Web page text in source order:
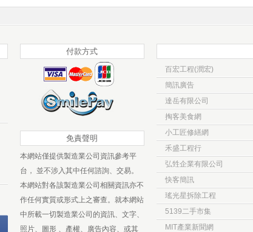
付款方式
免責聲明
本網站僅提供製造業公司資訊參考平
台， 並不涉入其中任何諮詢、交易。
本網站對各該製造業公司相關資訊亦不
作任何實質或形式上之審查。就本網站
中所載一切製造業公司的資訊、文字、
照片、圖形 、產權、廣告內容、或其
百宏工程(潤宏)
簡訊廣告
達岳有限公司
掏客美食網
小工匠修繕網
禾盛工程行
弘甡企業有限公司
快客簡訊
瑤光星拆除工程
5139二手市集
MIT產業新聞網